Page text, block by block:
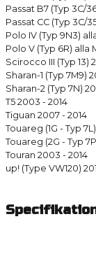
Passat B7 (Typ 3C/
Passat CC (Typ 3C/
Polo IV (Typ 9N3)
Polo V (Typ 6R) alla
Scirocco III (Typ 13)
Sharan-1 (Typ 7M9)
Sharan-2 (Typ 7N)
T5 2003 - 2014
Tiguan 2007 - 2014
Touareg (1G - Typ
Touareg (2G - Typ
Touran 2003 - 2014
up! (Type VW120)